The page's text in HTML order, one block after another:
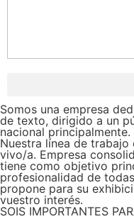
Somos una empresa
de texto, dirigido a un
nacional principalmente.
Nuestra línea de
vivo/a. Empresa
tiene como objetivo
profesionalidad de
propone para su
vuestro interés.
SOIS IMPORTANTES